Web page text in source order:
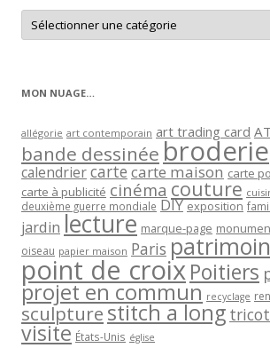
Retrouver
les
articles
MON NUAGE…
allégorie art contemporain art trading card
bande dessinée broderie
calendriercartecarte maison carte
carte à publicité cinéma couture
deuxième guerre mondiale DIY exposition
jardin lecture marque-page
oiseau papier maison Paris
point de croixPoitiers
projet en commun recyclage
sculpturestitch a long tricot
visite États-Unis église